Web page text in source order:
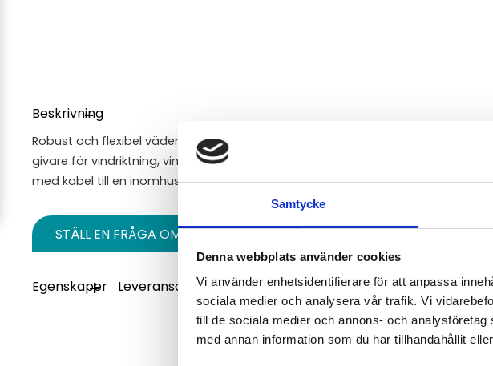
Samtycke
Denna webbplats använder cookies
Vi använder enhetsidentifierare för att anpassa
sociala medier och analysera vår trafik. Vi
till de sociala medier och annons- och
med annan information som du har tillhandahållit
Beskrivning
Robust och flexibel väderstation bestående av ett sensorenhet med
givare för vindriktning, vindhastighet, regn, temperatur och luftfuktighet som
med kabel till en inomhusenhet som i sin ansluts till en Modbus gateway.
STÄLL EN FRÅGA OM PRODUKTEN
Egenskaper Leveransomfattning Tillbehör Video